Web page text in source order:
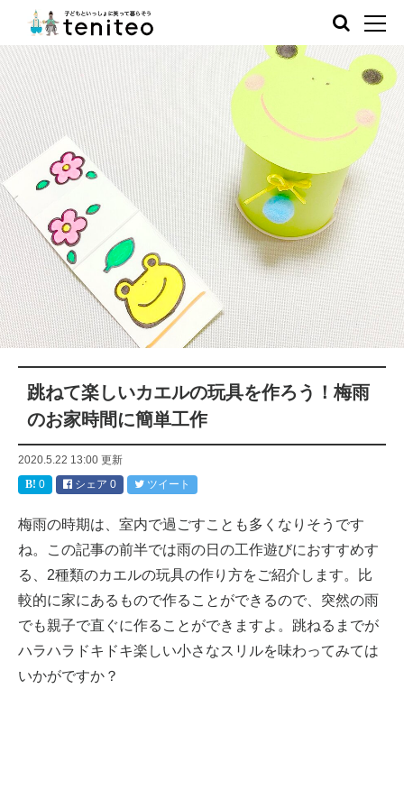
跳ねて楽しいカエルの玩具を作ろう！梅雨
のお家時間に簡単工作
2020.5.22 13:00 更新
0
シェア 0 ツイート
梅雨の時期は、室内で過ごすことも多くなりそうです
ね。この記事の前半では雨の日の工作遊びにおすすめす
る、2種類のカエルの玩具の作り方をご紹介します。比
較的に家にあるもので作ることができるので、突然の雨
でも親子で直ぐに作ることができますよ。跳ねるまでが
ハラハラドキドキ楽しい小さなスリルを味わってみては
いかがですか？